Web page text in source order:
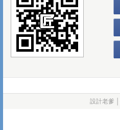
設計老爹